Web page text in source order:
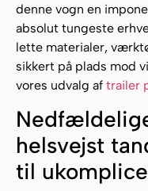
denne vogn en
absolut tungeste
lette materialer,
sikkert på plads mod
vores udvalg af trailer
helsvejst
til